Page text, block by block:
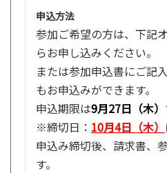
申込方法
参加ご希望の方は、下記
らお申し込みください。
または参加申込書にご記
もお申込みができます。
申込期限は9月27日（木）
※締切日： 10月4日（木）
申込み締切後、請求書、
す。